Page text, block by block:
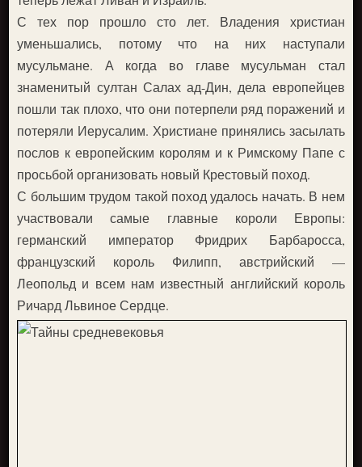
С тех пор прошло сто лет. Владения христиан
уменьшались, потому что на них наступали
мусульмане. А когда во главе мусульман стал
знаменитый султан Салах ад-Дин, дела европейцев
пошли так плохо, что они потерпели ряд поражений и
потеряли Иерусалим. Христиане принялись засылать
послов к европейским королям и к Римскому Папе с
просьбой организовать новый Крестовый поход.
С большим трудом такой поход удалось начать. В нем
участвовали самые главные короли Европы:
германский император Фридрих Барбаросса,
французский король Филипп, австрийский —
Леопольд и всем нам известный английский король
Ричард Львиное Сердце.